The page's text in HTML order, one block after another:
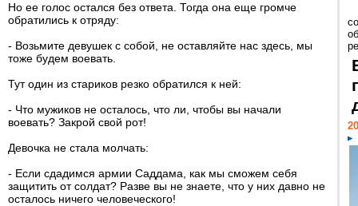
Но ее голос остался без ответа. Тогда она еще громче
обратились к отряду:
- Возьмите девушек с собой, не оставляйте нас здесь, мы
тоже будем воевать.
Тут один из стариков резко обратился к ней:
- Что мужиков не осталось, что ли, чтобы вы начали
воевать? Закрой свой рот!
Девочка не стала молчать:
- Если сдадимся армии Саддама, как мы сможем себя
защитить от солдат? Разве вы не знаете, что у них давно не
осталось ничего человеческого!